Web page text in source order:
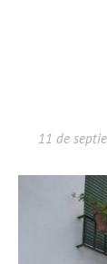
11 de